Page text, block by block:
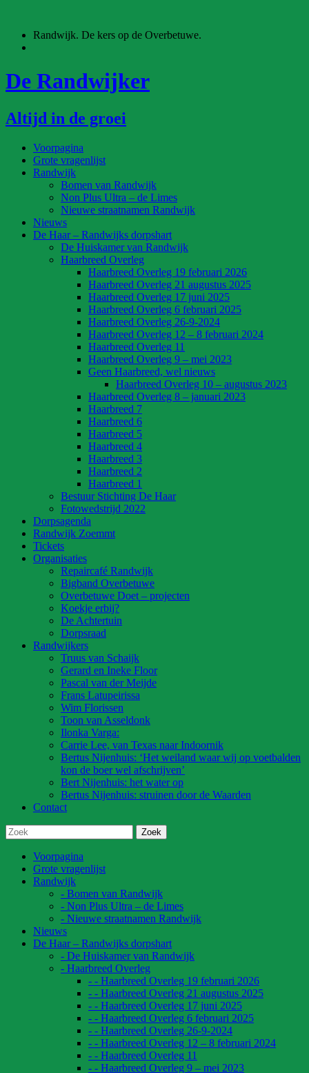
inhoud
Randwijk. De kers op de Overbetuwe.
De Randwijker
Altijd in de groei
Voorpagina
Grote vragenlijst
Randwijk
Bomen van Randwijk
Non Plus Ultra – de Limes
Nieuwe straatnamen Randwijk
Nieuws
De Haar – Randwijks dorpshart
De Huiskamer van Randwijk
Haarbreed Overleg
Haarbreed Overleg 19 februari 2026
Haarbreed Overleg 21 augustus 2025
Haarbreed Overleg 17 juni 2025
Haarbreed Overleg 6 februari 2025
Haarbreed Overleg 26-9-2024
Haarbreed Overleg 12 – 8 februari 2024
Haarbreed Overleg 11
Haarbreed Overleg 9 – mei 2023
Geen Haarbreed, wel nieuws
Haarbreed Overleg 10 – augustus 2023
Haarbreed Overleg 8 – januari 2023
Haarbreed 7
Haarbreed 6
Haarbreed 5
Haarbreed 4
Haarbreed 3
Haarbreed 2
Haarbreed 1
Bestuur Stichting De Haar
Fotowedstrijd 2022
Dorpsagenda
Randwijk Zoemmt
Tickets
Organisaties
Repaircafé Randwijk
Bigband Overbetuwe
Overbetuwe Doet – projecten
Koekje erbij?
De Achtertuin
Dorpsraad
Randwijkers
Truus van Schaijk
Gerard en Ineke Floor
Pascal van der Meijde
Frans Latupeirissa
Wim Florissen
Toon van Asseldonk
Ilonka Varga:
Carrie Lee, van Texas naar Indoornik
Bertus Nijenhuis: ‘Het weiland waar wij op voetbalden
kon de boer wel afschrijven’
Bert Nijenhuis: het water op
Bertus Nijenhuis: struinen door de Waarden
Contact
Voorpagina
Grote vragenlijst
Randwijk
- Bomen van Randwijk
- Non Plus Ultra – de Limes
- Nieuwe straatnamen Randwijk
Nieuws
De Haar – Randwijks dorpshart
- De Huiskamer van Randwijk
- Haarbreed Overleg
- - Haarbreed Overleg 19 februari 2026
- - Haarbreed Overleg 21 augustus 2025
- - Haarbreed Overleg 17 juni 2025
- - Haarbreed Overleg 6 februari 2025
- - Haarbreed Overleg 26-9-2024
- - Haarbreed Overleg 12 – 8 februari 2024
- - Haarbreed Overleg 11
- - Haarbreed Overleg 9 – mei 2023